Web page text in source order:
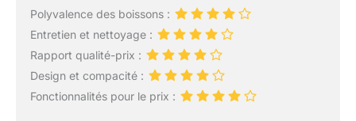
Polyvalence des boissons :
Entretien et nettoyage :
Rapport qualité-prix :
Design et compacité :
Fonctionnalités pour le prix :